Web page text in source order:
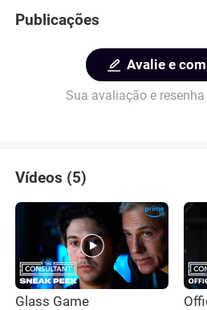
Publicações
Avalie e
Sua avaliação e
Vídeos (5)
Glass Game